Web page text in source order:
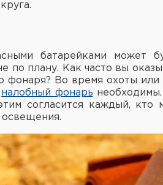
батарейками может
по плану. Как часто вы
фонаря? Во время охоты или
налобный фонарь
согласится каждый, кто